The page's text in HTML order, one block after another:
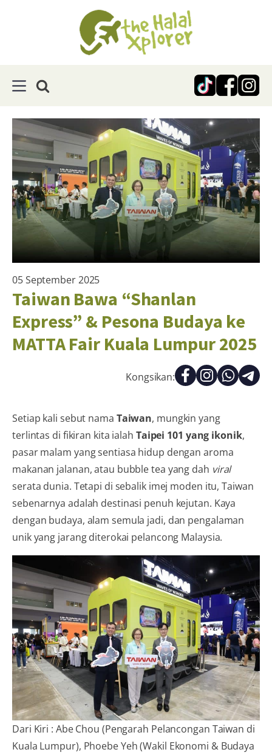
05 September 2025
Taiwan Bawa “Shanlan
Express” & Pesona Budaya ke
MATTA Fair Kuala Lumpur 2025
Kongsikan:
Setiap kali sebut nama Taiwan, mungkin yang
terlintas di fikiran kita ialah Taipei 101 yang ikonik,
pasar malam yang sentiasa hidup dengan aroma
makanan jalanan, atau bubble tea yang dah viral
serata dunia. Tetapi di sebalik imej moden itu, Taiwan
sebenarnya adalah destinasi penuh kejutan. Kaya
dengan budaya, alam semula jadi, dan pengalaman
unik yang jarang diterokai pelancong Malaysia.
Dari Kiri : Abe Chou (Pengarah Pelancongan Taiwan di
Kuala Lumpur), Phoebe Yeh (Wakil Ekonomi & Budaya